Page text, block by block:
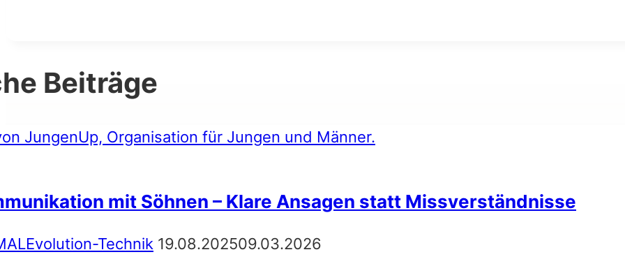
Beiträge
mit Söhnen – Klare Ansagen statt Missverständnisse
Technik 19.08.202509.03.2026